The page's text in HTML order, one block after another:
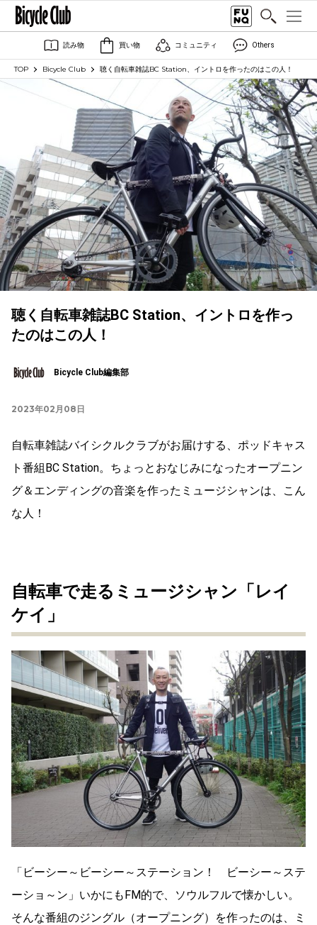
読み物 買い物 コミュニティ Others
TOP Bicycle Club 聴く自転車雑誌BC Station、イントロを作ったのはこの人！
聴く自転車雑誌BC Station、イントロを作っ
たのはこの人！
Bicycle Club編集部
2023年02月08日
自転車雑誌バイシクルクラブがお届けする、ポッドキャス
ト番組BC Station。ちょっとおなじみになったオープニン
グ＆エンディングの音楽を作ったミュージシャンは、こん
な人！
自転車で走るミュージシャン「レイ
ケイ」
「ビーシー～ビーシー～ステーション！ ビーシー～ステ
ーショ～ン」いかにもFM的で、ソウルフルで懐かしい。
そんな番組のジングル（オープニング）を作ったのは、ミ